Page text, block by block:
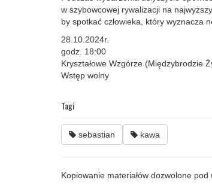
w szybowcowej rywalizacji na
by spotkać człowieka, który wyznacza
28.10.2024r.
godz. 18:00
Kryształowe Wzgórze (Międzybrodzie
Wstęp wolny
Tagi
sebastian kawa
Kopiowanie materiałów dozwolone